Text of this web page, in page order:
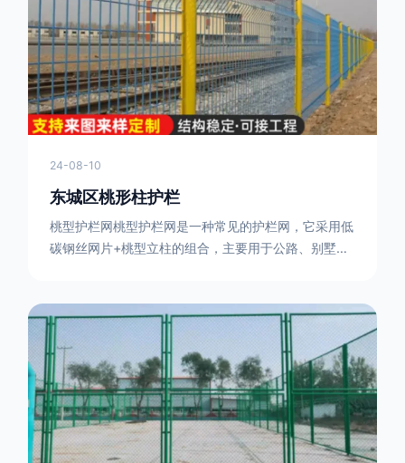
或车辆故障而导致的事故发生，减少交通事故的发生
率。隔离功能：市政道路护栏可以将道路与人行道、绿
化带等隔离开来，避
24-08-10
东城区桃形柱护栏
桃型护栏网桃型护栏网是一种常见的护栏网，它采用低
碳钢丝网片+桃型立柱的组合，主要用于公路、别墅小
型，安装方便。桃型护栏网的安装方法如下：先固定
17631598285根色谱柱，然后将网格钩在此色谱柱
上，然后将第二根色谱柱钩在网格上，然后将其拧紧，
然后类推，一套一套的安装即可。该安装牢固美观，不
会损坏油漆表面 。桃型护栏网使